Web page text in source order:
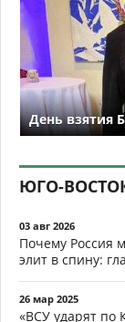
День взятия
ЮГО-
03 авг 2026
Почему Россия
элит в спину:
26 мар 2025
«ВСУ ударят по